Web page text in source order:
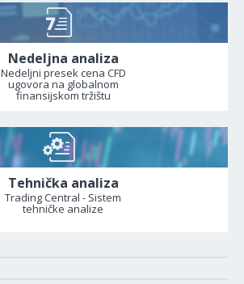
Nedeljna analiza
Nedeljni presek cena CFD
ugovora na globalnom
finansijskom tržištu
Tehnička analiza
Trading Central - Sistem
tehničke analize